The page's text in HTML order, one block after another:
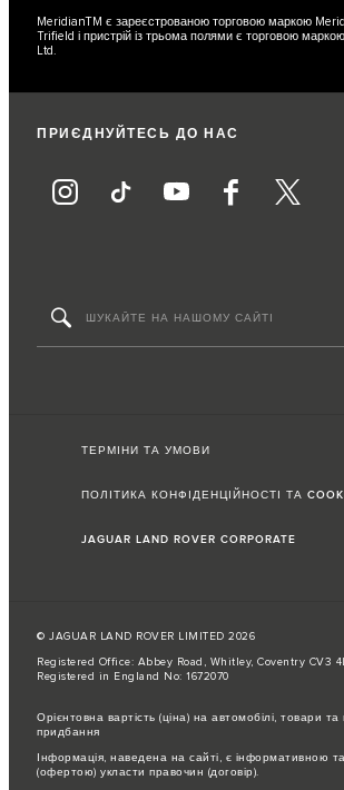
MeridianTM є зареєстрованою торговою маркою
Trifield і пристрій із трьома полями є торговою
Ltd.
ПРИЄДНУЙТЕСЬ ДО НАС
ТЕРМІНИ ТА УМОВИ
ПОЛІТИКА КОНФІДЕНЦІЙНОСТІ ТА
JAGUAR LAND ROVER CORPORATE
© JAGUAR LAND ROVER LIMITED 2026
Registered Office: Abbey Road, Whitley, Coventry CV3
Registered in England No: 1672070
Орієнтовна вартість (ціна) на автомобілі, товари
придбання
Інформація, наведена на сайті, є інформативною
(офертою) укласти правочин (договір).